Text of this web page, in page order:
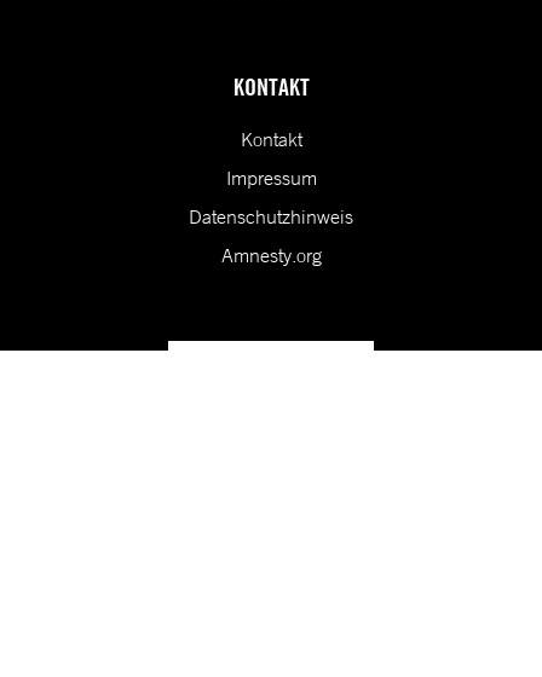
KONTAKT
Kontakt
Impressum
Datenschutzhinweis
Amnesty.org